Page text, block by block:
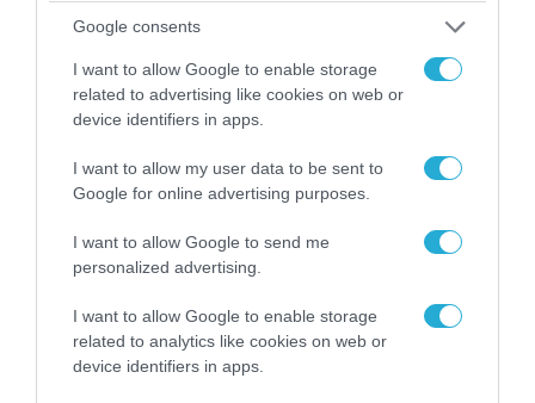
Google consents
I want to allow Google to enable storage
related to advertising like cookies on web or
device identifiers in apps.
I want to allow my user data to be sent to
Google for online advertising purposes.
I want to allow Google to send me
personalized advertising.
I want to allow Google to enable storage
related to analytics like cookies on web or
device identifiers in apps.